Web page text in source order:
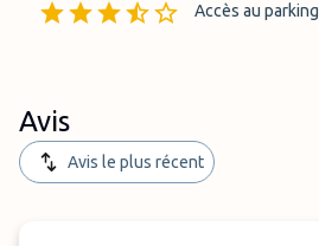
Accès au parking
Avis
Avis le plus récent